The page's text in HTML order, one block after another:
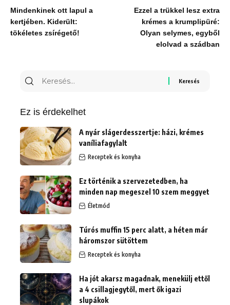
Mindenkinek ott lapul a
kertjében. Kiderült:
tökéletes zsírégető!
Ezzel a trükkel lesz extra
krémes a krumplipüré:
Olyan selymes, egyből
elolvad a szádban
Keresés
Ez is érdekelhet
A nyár slágerdesszertje: házi, krémes
vaníliafagylalt
Receptek és konyha
Ez történik a szervezetedben, ha
minden nap megeszel 10 szem meggyet
Életmód
Túrós muffin 15 perc alatt, a héten már
háromszor sütöttem
Receptek és konyha
Ha jót akarsz magadnak, menekülj ettől
a 4 csillagjegytől, mert ők igazi
slupákok